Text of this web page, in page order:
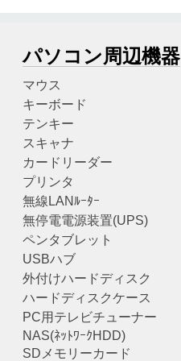
パソコン周辺機器
マウス
キーボード
テンキー
スキャナ
カードリーダー
プリンタ
無線LANﾙｰﾀｰ
無停電電源装置(UPS)
ペンタブレット
USBハブ
外付けハードディスク
ハードディスクケース
PC用テレビチューナー
NAS(ﾈｯﾄﾜｰｸHDD)
SDメモリーカード